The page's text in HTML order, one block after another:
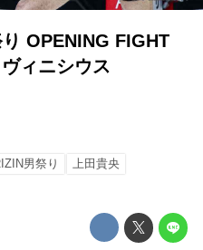
り OPENING FIGHT
ィニシウス
男祭り
上田貴央